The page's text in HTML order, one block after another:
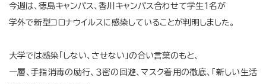
今週は、徳島キャンパス、香川キャンパス合わせて学生1名が
学外で新型コロナウイルスに感染していることが判明しました。
大学では感染「しない、させない」の合い言葉のもと、
一層、手指消毒の励行、３密の回避、マスク着用の徹底、「新しい生活